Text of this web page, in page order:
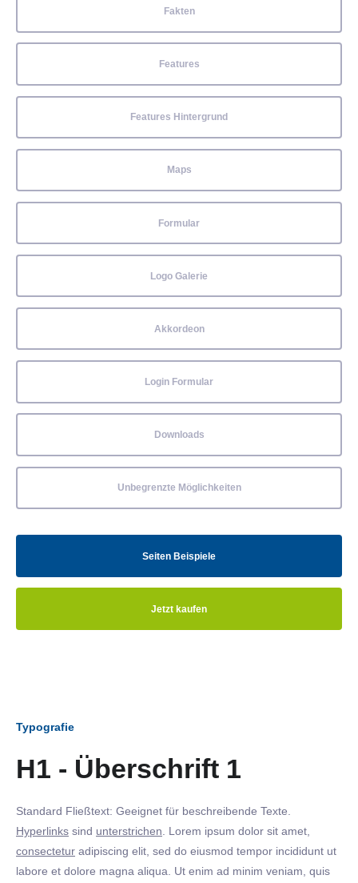
Fakten
Features
Features Hintergrund
Maps
Formular
Logo Galerie
Akkordeon
Login Formular
Downloads
Unbegrenzte Möglichkeiten
Seiten Beispiele
Jetzt kaufen
Typografie
H1 - Überschrift 1
Standard Fließtext: Geeignet für beschreibende Texte.
Hyperlinks sind unterstrichen . Lorem ipsum dolor sit amet,
consectetur adipiscing elit, sed do eiusmod tempor incididunt ut
labore et dolore magna aliqua. Ut enim ad minim veniam, quis